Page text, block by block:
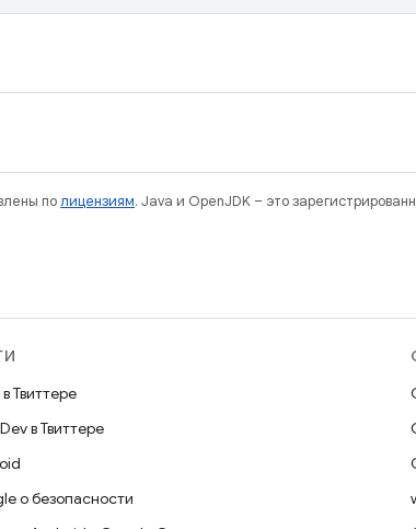
полицензиям. Java и OpenJDK – это
Твиттере
в Твиттере
о безопасности